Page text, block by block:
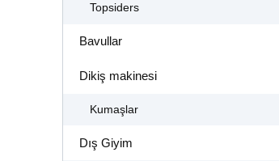
Topsiders
Bavullar
Dikiş makinesi
Kumaşlar
Dış Giyim